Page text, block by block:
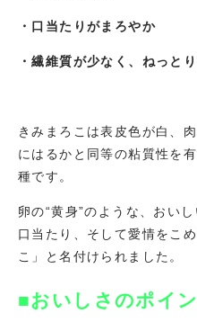
・口当たりがまろやか
・繊維質が少なく、ねっと
きみまろこは表皮色が白、
にはるかと同等の粘質性を
種です。
卵の“黄身”のような、おい
口当たり、そして愛情をこ
こ」と名付けられました。
■おいしさのポイ